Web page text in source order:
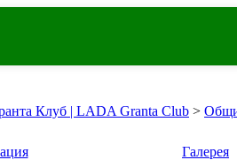
Клуб | LADA Granta Club >
Галерея